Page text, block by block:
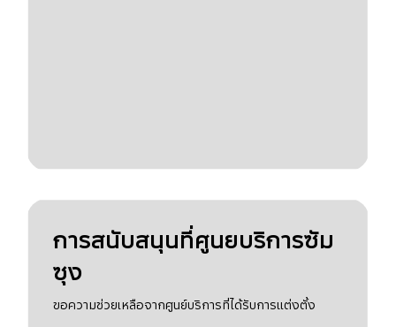
การสนับสนุนที่ศูนยบริการซัม
ซุง
ขอความช่วยเหลือจากศูนย์บริการที่ได้รับการแต่งตั้ง